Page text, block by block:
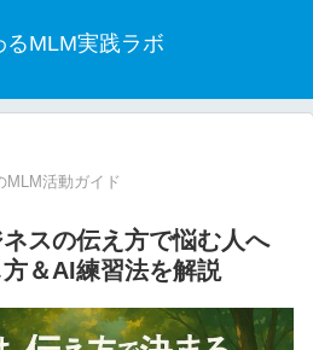
るMLM実践ラボ
MLM活動ガイド
スの伝え方で悩む人へ
方＆AI練習法を解説